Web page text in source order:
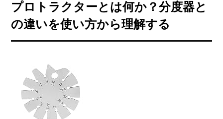
プロトラクターとは何か？分度器と
の違いを使い方から理解する